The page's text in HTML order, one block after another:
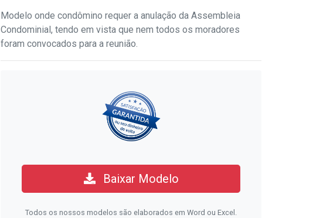
Modelo onde condômino requer a anulação da Assembleia
Condominial, tendo em vista que nem todos os moradores
foram convocados para a reunião.
Baixar Modelo
Todos os nossos modelos são elaborados em Word ou Excel.